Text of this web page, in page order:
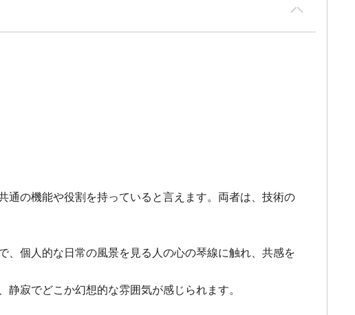
通の機能や役割を持っていると言えます。両者は、技術の
個人的な日常の風景を見る人の心の琴線に触れ、共感を
寂でどこか幻想的な雰囲気が感じられます。